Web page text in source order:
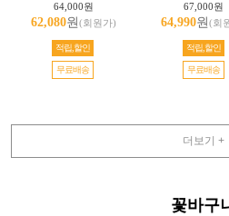
64,000원
62,080원(회원가)
적립,할인
무료배송
67,000원
64,990원(회
적립,할인
무료배송
더보기 +
꽃바구